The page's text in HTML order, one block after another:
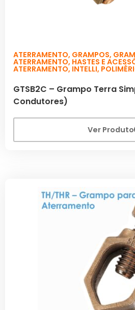
ATERRAMENTO, GRAMPOS,
ATERRAMENTO, HASTES E
ATERRAMENTO, INTELLI,
GTSB2C – Grampo Terra
Condutores)
Ver Produto